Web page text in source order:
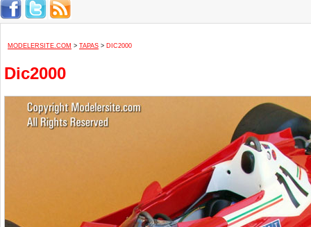
MODELERSITE.COM > TAPAS > DIC2000
Dic2000